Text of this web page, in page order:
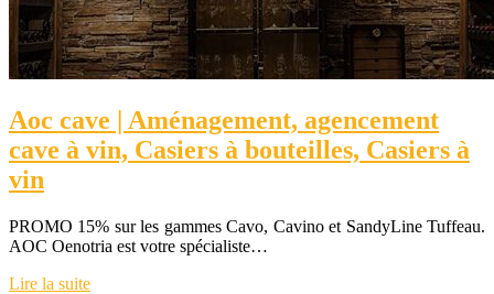
Aoc cave | Aménagement, agencement
cave à vin, Casiers à bouteilles, Casiers à
vin
PROMO 15% sur les gammes Cavo, Cavino et SandyLine Tuffeau.
AOC Oenotria est votre spécialiste…
Lire la suite